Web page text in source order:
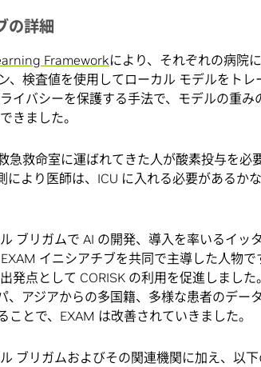
の詳細
Frameworkにより、それぞれの病院
、検査値を使用してローカル モデルをト
イバシーを保護する手法で、モデルの重
きました。
急救命室に運ばれてきた人が酸素投与を必
により医師は、ICU に入れる必要があるか
ブリガムで AI の開発、導入を率いるイッ
イニシアチブを共同で主導した人物
発点として CORISK の利用を促進しまし
、アジアからの多国籍、多様な患者のデー
とで、EXAM は改善されていきました。
ブリガムおよびその関連機関に加え、以